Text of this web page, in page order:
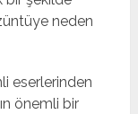
neden
eserlerinden
önemli bir